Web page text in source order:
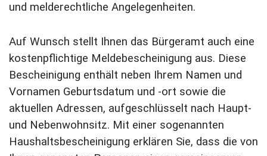
und melderechtliche Angelegenheiten.
Auf Wunsch stellt Ihnen das Bürgeramt auch eine
kostenpflichtige Meldebescheinigung aus. Diese
Bescheinigung enthält neben Ihrem Namen und
Vornamen Geburtsdatum und -ort sowie die
aktuellen Adressen, aufgeschlüsselt nach Haupt-
und Nebenwohnsitz. Mit einer sogenannten
Haushaltsbescheinigung erklären Sie, dass die von